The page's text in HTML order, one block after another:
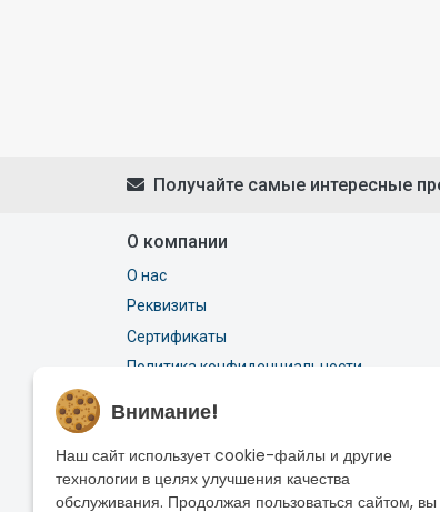
Получайте самые интересные
О компании
О нас
Реквизиты
Сертификаты
Политика конфиденциальности
Внимание!
Наш сайт использует cookie-файлы и другие
технологии в целях улучшения качества
обслуживания. Продолжая пользоваться сайтом, вы